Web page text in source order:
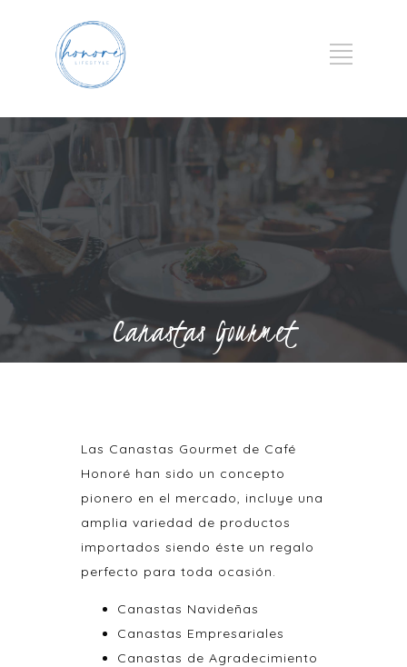
Canastas Gourmet
Las Canastas Gourmet de Café
Honoré han sido un concepto
pionero en el mercado, incluye una
amplia variedad de productos
importados siendo éste un regalo
perfecto para toda ocasión.
Canastas Navideñas
Canastas Empresariales
Canastas de Agradecimiento